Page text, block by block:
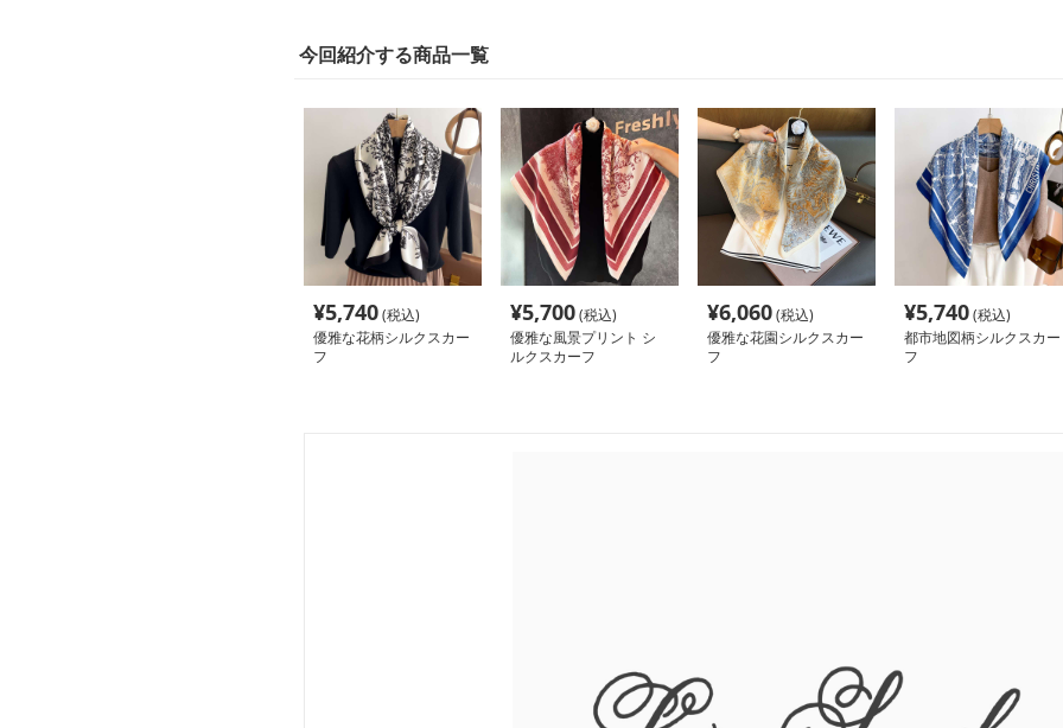
今回紹介する商品一覧
¥5,740(税込)
優雅な花柄シルクスカー
フ
¥5,700(税込)
優雅な風景プリント シ
ルクスカーフ
¥6,060(税込)
優雅な花園シルクスカー
フ
¥5,740(税込)
都市地図柄シルクスカー
フ